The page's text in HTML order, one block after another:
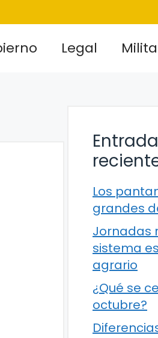
Legal
Los
grandes
Jornadas
sistema
agrario
¿Qué se
octubre?